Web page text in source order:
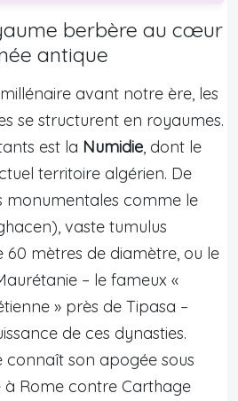
berbère au cœur
antique
avant notre ère, les
se structurent en royaumes.
est la Numidie, dont le
territoire algérien. De
monumentales comme le
vaste tumulus
60 mètres de diamètre, ou le
– le fameux «
» près de Tipasa –
de ces dynasties.
connaît son apogée sous
à Rome contre Carthage